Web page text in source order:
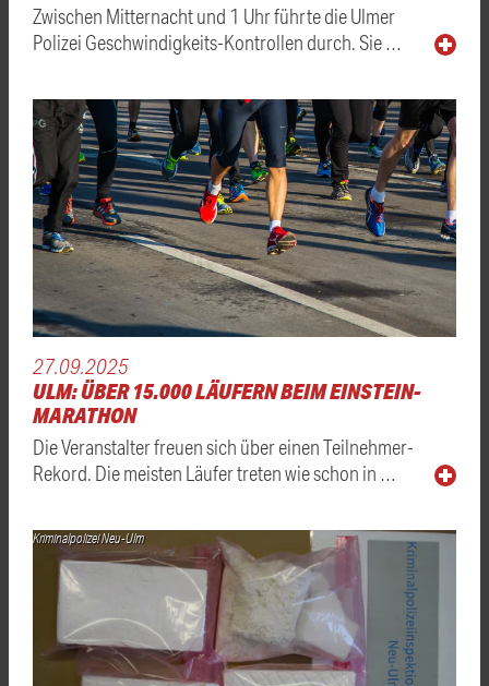
Zwischen Mitternacht und 1 Uhr führte die Ulmer
Polizei Geschwindigkeits-Kontrollen durch. Sie …
27.09.2025
ULM: ÜBER 15.000 LÄUFERN BEIM EINSTEIN-
MARATHON
Die Veranstalter freuen sich über einen Teilnehmer-
Rekord. Die meisten Läufer treten wie schon in …
Kriminalpolizei Neu-Ulm